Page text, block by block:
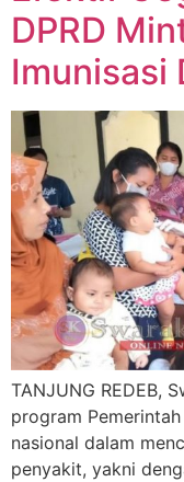
DPRD
Imunisasi
TANJUNG REDEB,
program
nasional dalam
penyakit, yakni